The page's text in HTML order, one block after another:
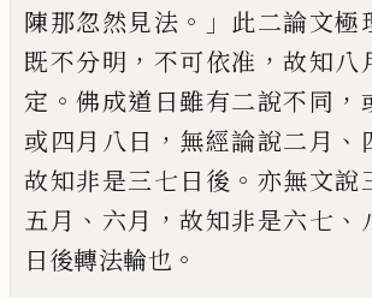
陳那忽然見法 。」 此二論文極
既不分明 ， 不可依准 ，故知八
定 。佛成道日雖有二說不同 ，
或四月八日 ， 無經論說二月 、
故知非是三七日後 。 亦無文說
五月 、 六月 ，故知非是六七 、
日後轉法輪也 。